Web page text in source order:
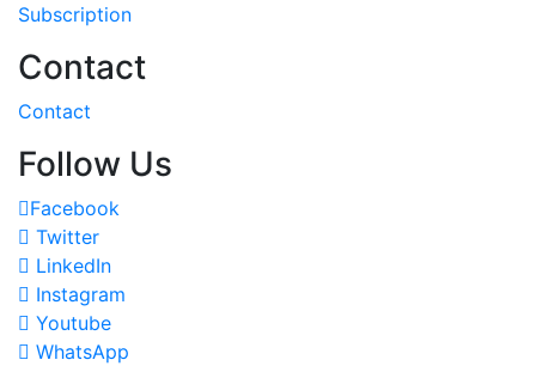
Subscription
Contact
Contact
Follow Us
Facebook
Twitter
LinkedIn
Instagram
Youtube
WhatsApp